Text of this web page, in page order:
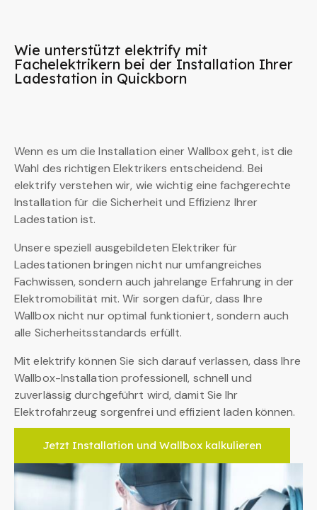
Wie unterstützt elektrify mit
Fachelektrikern bei der Installation Ihrer
Ladestation in Quickborn
Wenn es um die Installation einer Wallbox geht, ist die
Wahl des richtigen Elektrikers entscheidend. Bei
elektrify verstehen wir, wie wichtig eine fachgerechte
Installation für die Sicherheit und Effizienz Ihrer
Ladestation ist.
Unsere speziell ausgebildeten Elektriker für
Ladestationen bringen nicht nur umfangreiches
Fachwissen, sondern auch jahrelange Erfahrung in der
Elektromobilität mit. Wir sorgen dafür, dass Ihre
Wallbox nicht nur optimal funktioniert, sondern auch
alle Sicherheitsstandards erfüllt.
Mit elektrify können Sie sich darauf verlassen, dass Ihre
Wallbox-Installation professionell, schnell und
zuverlässig durchgeführt wird, damit Sie Ihr
Elektrofahrzeug sorgenfrei und effizient laden können.
Jetzt Installation und Wallbox kalkulieren